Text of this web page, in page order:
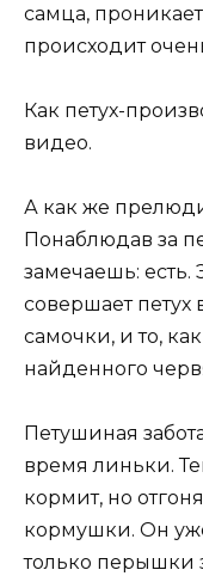
самца,
происходит
Как петух-
видео.
А как же
Понаблюдав за
замечаешь: есть.
совершает петух
самочки, и то,
найденного
Петушиная
время линьки.
кормит, но
кормушки. Он уже
только перышки